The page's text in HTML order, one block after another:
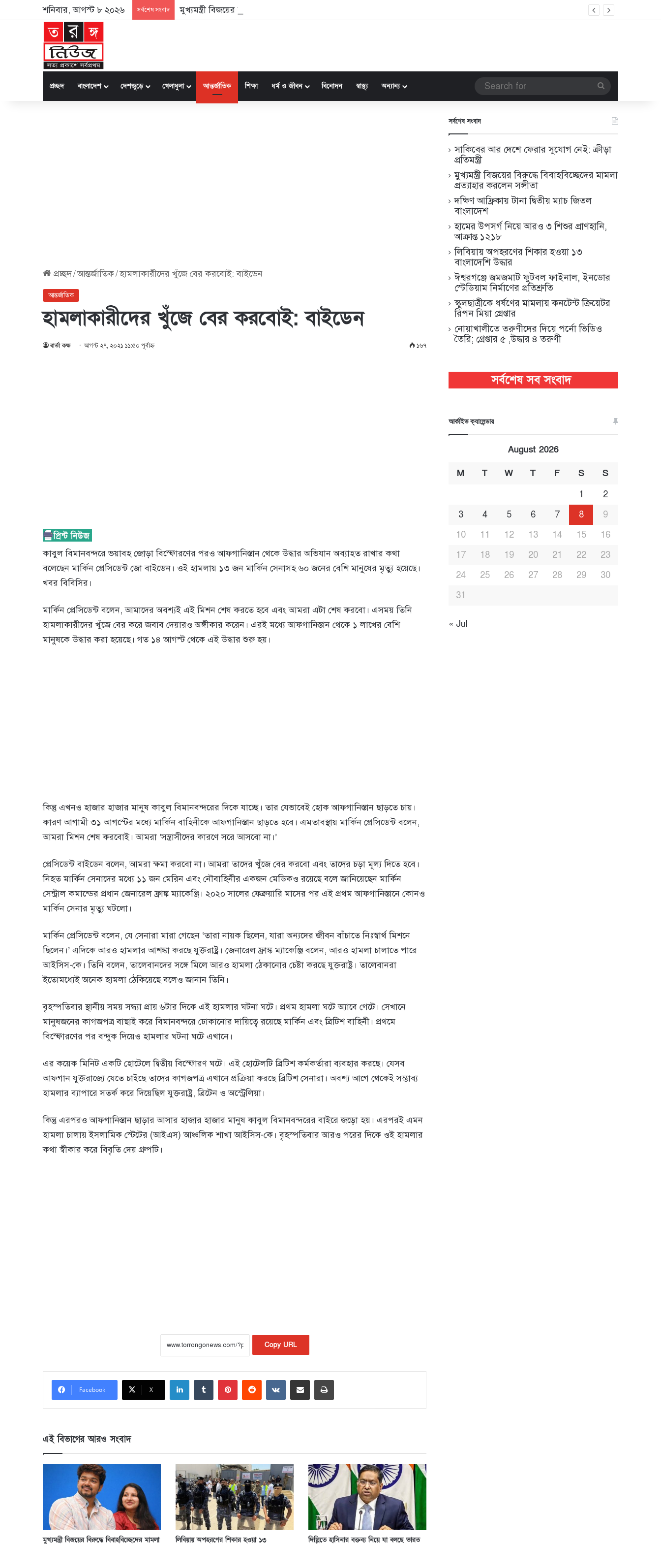
শনিবার, আগস্ট ৮ ২০২৬ সর্বশেষ সংবাদ মুখ্যমন্ত্রী বিজয়ের বিরুদ্ধে বিবাহবিচ্ছেদের মামলা প্রত্যাহার করলেন সঙ্গীতা
প্রচ্ছদ বাংলাদেশ দেশজুড়ে খেলাধুলা আন্তর্জাতিক শিক্ষা ধর্ম ও জীবন বিনোদন স্বাস্থ্য অন্যান্য
for
প্রচ্ছদ/আন্তর্জাতিক/হামলাকারীদের খুঁজে বের করবোই: বাইডেন
আন্তর্জাতিক
হামলাকারীদের খুঁজে বের করবোই: বাইডেন
বার্তা কক্ষ আগস্ট ২৭, ২০২১ ১১:৫০ পূর্বাহ্ণ ১৬৭
কাবুল বিমানবন্দরে ভয়াবহ জোড়া বিস্ফোরণের পরও আফগানিস্তান থেকে উদ্ধার অভিযান অব্যাহত রাখার কথা
বলেছেন মার্কিন প্রেসিডেন্ট জো বাইডেন। ওই হামলায় ১৩ জন মার্কিন সেনাসহ ৬০ জনের বেশি মানুষের মৃত্যু হয়েছে।
খবর বিবিসির।
মার্কিন প্রেসিডেন্ট বলেন, আমাদের অবশ্যই এই মিশন শেষ করতে হবে এবং আমরা এটা শেষ করবো। এসময় তিনি
হামলাকারীদের খুঁজে বের করে জবাব দেয়ারও অঙ্গীকার করেন। এরই মধ্যে আফগানিস্তান থেকে ১ লাখের বেশি
মানুষকে উদ্ধার করা হয়েছে। গত ১৪ আগস্ট থেকে এই উদ্ধার শুরু হয়।
কিন্তু এখনও হাজার হাজার মানুষ কাবুল বিমানবন্দরের দিকে যাচ্ছে। তার যেভাবেই হোক আফগানিস্তান ছাড়তে চায়।
কারণ আগামী ৩১ আগস্টের মধ্যে মার্কিন বাহিনীকে আফগানিস্তান ছাড়তে হবে। এমতাবস্থায় মার্কিন প্রেসিডেন্ট বলেন,
আমরা মিশন শেষ করবোই। আমরা ‘সন্ত্রাসীদের কারণে সরে আসবো না।’
প্রেসিডেন্ট বাইডেন বলেন, আমরা ক্ষমা করবো না। আমরা তাদের খুঁজে বের করবো এবং তাদের চড়া মূল্য দিতে হবে।
নিহত মার্কিন সেনাদের মধ্যে ১১ জন মেরিন এবং নৌবাহিনীর একজন মেডিকও রয়েছে বলে জানিয়েছেন মার্কিন
সেন্ট্রাল কমান্ডের প্রধান জেনারেল ফ্রাঙ্ক ম্যাকেঞ্জি। ২০২০ সালের ফেব্রুয়ারি মাসের পর এই প্রথম আফগানিস্তানে কোনও
মার্কিন সেনার মৃত্যু ঘটলো।
মার্কিন প্রেসিডেন্ট বলেন, যে সেনারা মারা গেছেন ‘তারা নায়ক ছিলেন, যারা অন্যদের জীবন বাঁচাতে নিঃস্বার্থ মিশনে
ছিলেন।’ এদিকে আরও হামলার আশঙ্কা করছে ‍যুক্তরাষ্ট্র। জেনারেল ফ্রাঙ্ক ম্যাকেঞ্জি বলেন, আরও হামলা চালাতে পারে
আইসিস-কে। তিনি বলেন, তালেবানদের সঙ্গে মিলে আরও হামলা ঠেকানোর চেষ্টা করছে যুক্তরাষ্ট্র। তালেবানরা
ইতোমধ্যেই অনেক হামলা ঠেকিয়েছে বলেও জানান তিনি।
বৃহস্পতিবার স্থানীয় সময় সন্ধ্যা প্রায় ৬টার দিকে এই হামলার ঘটনা ঘটে। প্রথম হামলা ঘটে অ্যাবে গেটে। সেখানে
মানুষজনের কাগজপত্র বাছাই করে বিমানবন্দরে ঢোকানোর দায়িত্বে রয়েছে মার্কিন এবং ব্রিটিশ বাহিনী। প্রথমে
বিস্ফোরণের পর বন্দুক দিয়েও হামলার ঘটনা ঘটে এখানে।
এর কয়েক মিনিট একটি হোটেলে দ্বিতীয় বিস্ফোরণ ঘটে। এই হোটেলটি ব্রিটিশ কর্মকর্তারা ব্যবহার করছে। যেসব
আফগান যুক্তরাজ্যে যেতে চাইছে তাদের কাগজপত্র এখানে প্রক্রিয়া করছে ব্রিটিশ সেনারা। অবশ্য আগে থেকেই সম্ভাব্য
হামলার ব্যাপারে সতর্ক করে দিয়েছিল যুক্তরাষ্ট্র, ব্রিটেন ও অস্ট্রেলিয়া।
কিন্তু এরপরও আফগানিস্তান ছাড়ার আসার হাজার হাজার মানুষ কাবুল বিমানবন্দরের বাইরে জড়ো হয়। এরপরই এমন
হামলা চালায় ইসলামিক স্টেটের (আইএস) আঞ্চলিক শাখা আইসিস-কে। বৃহস্পতিবার আরও পরের দিকে ওই হামলার
কথা স্বীকার করে বিবৃতি দেয় গ্রুপটি।
Copy URL
Facebook X
LinkedIn VKontakte
এই বিভাগের আরও সংবাদ
মুখ্যমন্ত্রী বিজয়ের বিরুদ্ধে বিবাহবিচ্ছেদের মামলা লিবিয়ায় অপহরণের শিকার হওয়া ১৩ দিল্লিতে হাসিনার বক্তব্য নিয়ে যা বলছে ভারত
সর্বশেষ সংবাদ
সাকিবের আর দেশে ফেরার সুযোগ নেই: ক্রীড়া
প্রতিমন্ত্রী
মুখ্যমন্ত্রী বিজয়ের বিরুদ্ধে বিবাহবিচ্ছেদের মামলা
প্রত্যাহার করলেন সঙ্গীতা
দক্ষিণ আফ্রিকায় টানা দ্বিতীয় ম্যাচ জিতল
বাংলাদেশ
হামের উপসর্গ নিয়ে আরও ৩ শিশুর প্রাণহানি,
আক্রান্ত ১২১৮
লিবিয়ায় অপহরণের শিকার হওয়া ১৩
বাংলাদেশি উদ্ধার
ঈশ্বরগঞ্জে জমজমাট ফুটবল ফাইনাল, ইনডোর
স্টেডিয়াম নির্মাণের প্রতিশ্রুতি
স্কুলছাত্রীকে ধর্ষণের মামলায় কনটেন্ট ক্রিয়েটর
রিপন মিয়া গ্রেপ্তার
নোয়াখালীতে তরুণীদের দিয়ে পর্নো ভিডিও
তৈরি; গ্রেপ্তার ৫ ,উদ্ধার ৪ তরুণী
আর্কাইভ ক্যালেন্ডার
August 2026
M T W T F S S
1
2
3
4 5 6 7 8
9
10
11 12 13 14 15
16
17
18 19 20 21 22
23
24
25 26 27 28 29
30
31
« Jul